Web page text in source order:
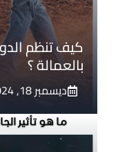
كيف تنظم
بالعمالة ؟
ديسمبر 18, 2024